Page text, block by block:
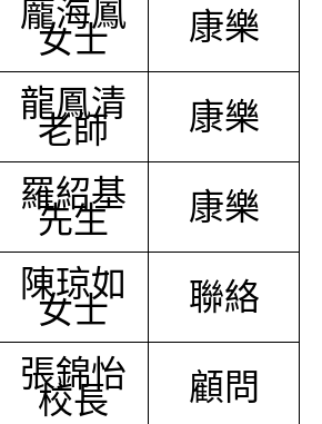
龐海鳳
女士 康樂
龍鳳清
老師 康樂
羅紹基
先生 康樂
陳琼如
女士 聯絡
張錦怡
校長 顧問